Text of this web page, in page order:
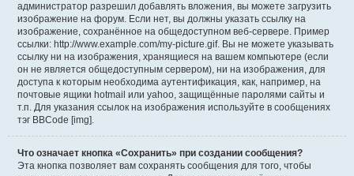
администратор разрешил добавлять вложения, вы можете загрузить
изображение на форум. Если нет, вы должны указать ссылку на
изображение, сохранённое на общедоступном веб-сервере. Пример
ссылки: http://www.example.com/my-picture.gif. Вы не можете указывать
ссылку ни на изображения, хранящиеся на вашем компьютере (если
он не является общедоступным сервером), ни на изображения, для
доступа к которым необходима аутентификация, как, например, на
почтовые ящики hotmail или yahoo, защищённые паролями сайты и
т.п. Для указания ссылок на изображения используйте в сообщениях
тэг BBCode [img].
Что означает кнопка «Сохранить» при создании сообщения?
Эта кнопка позволяет вам сохранять сообщения для того, чтобы